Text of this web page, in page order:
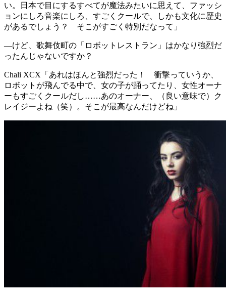
い。日本で目にするすべてが魔法みたいに思えて、ファッシ
ョンにしろ音楽にしろ、すごくクールで、しかも文化に歴史
があるでしょう？ そこがすごく特別だなって」
―けど、歌舞伎町の「ロボットレストラン」はかなり強烈だ
ったんじゃないですか？
Chali XCX 「あれはほんと強烈だった！ 衝撃っていうか、
ロボットが飛んでる中で、女の子が踊ってたり、女性オーナ
ーもすごくクールだし……あのオーナー、（良い意味で）ク
レイジーよね（笑）。そこが最高なんだけどね」